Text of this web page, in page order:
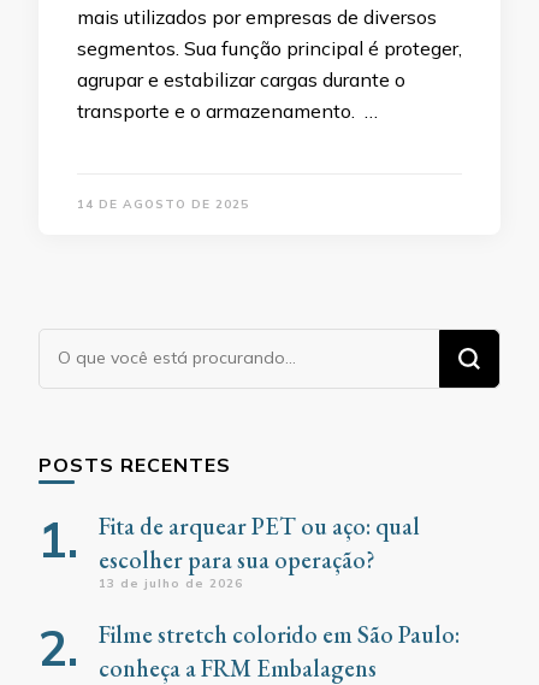
mais utilizados por empresas de diversos
segmentos. Sua função principal é proteger,
agrupar e estabilizar cargas durante o
transporte e o armazenamento. …
14 DE AGOSTO DE 2025
Procurando
algo?
POSTS RECENTES
Fita de arquear PET ou aço: qual
escolher para sua operação?
13 de julho de 2026
Filme stretch colorido em São Paulo:
conheça a FRM Embalagens